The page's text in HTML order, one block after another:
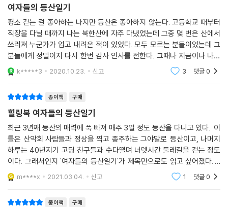
에피소드#5 시로우마다케
리시리 산에 이어 동생 유미와 오르는 시로우마다케. 이번에는 딸 나나카
까지 셋이서 함께이다.
“이제 자유롭게 살고 싶어. 내 인생에는 부인도 딸도 필요 없어”라는 남편
의 폭탄선언 이후 나의 머릿속은 복잡하기만 하다. 늘 정답을 쫓던 내 인생
에 ‘이혼’이라는 두 글자는 없었는데…. 나는 한 걸음 한 걸음 산을 오르며
남편과의 만남부터 결혼, 방을 따로 쓰기로 한 첫날 등을 떠올려본다.
에피소드#6 긴토키 산
남자친구인 다이스케와 함께 하코네 특급열차에 오른 마이코. 가난한 연극
배우 다이스케는 어제도 늦게까지 아르바이트를 했는지 열차에 오르자마
자 곯아떨어진다. 덕분에 마이코는 잘생긴 다이스케의 얼굴을 모처럼 가만
히 들여다볼 수 있었지만, 점차 이런저런 생각에 휩싸인다. 나 없이는 한없
이 어색하던 리쓰코와 유미가 어째서 둘이서만 영화를 본다는 걸까? 혹시
다투는 게 아닐까? 아니, 나는 그들이 다퉜으면 싶은 걸까?
에피소드#7 통가리로
여자들의 등산일기
평소 걷는 걸 좋아하는 나지만 등산은 좋아하지 않는다. 고등학교 때부터
직장을 다닐 때까지 나는 북한산에 자주 다녔었는데 그중 몇 번은 산에서
쓰러져 누군가가 업고 내려온 적이 있었다. 모두 모르는 분들이었는데 그
분들에게 정말이지 다시 한번 감사 인사를 전한다. 그때나 지금이나 나는
작은 편이었고 마른 편이었지만 평지도 아니고 산에서 나를 업고 내려온다
는 게 쉬운 일이
k*****3 2020.10.23. 신고 3 댓글0
종이책 구매
힐링북 여자들의 등산일기
최근 3년째 등산의 매력에 푹 빠져 매주 3일 정도 등산을 다니고 있다. 이
틀은 산악회 사람들과 정상을 찍고 종주하는 그야말로 등산이고, 나머지
하루는 40년지기 고딩 친구들과 수다떨며 너뎃시간 둘레길을 걷는 정도
이다. 그래서인지 '여자들의 등산일기'가 제목만으로도 읽고 싶어졌다. 8
군데 산을 배경으로 한 옴니버스 형식의 8가지 에피소드를 담은 소설이지
만 마치 남의 일기나
m****x 2021.03.04. 신고 1 댓글0
종이책 구매